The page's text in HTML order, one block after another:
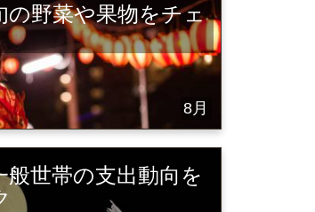
の野菜や果物をチェ
8月
般世帯の支出動向を